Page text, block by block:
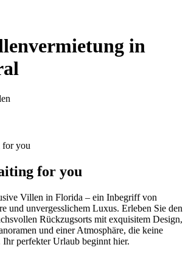
in
for you
Villen in Florida – ein Inbegriff von
und unvergesslichem Luxus. Erleben Sie den
Rückzugsorts mit exquisitem Design,
und einer Atmosphäre, die keine
Ihr perfekter Urlaub beginnt hier.